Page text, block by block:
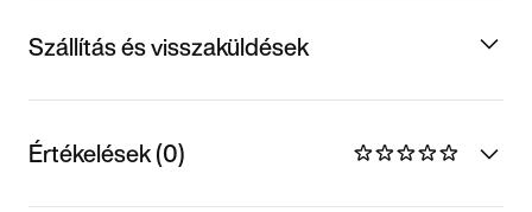
Szállítás és visszaküldések
Értékelések (0)